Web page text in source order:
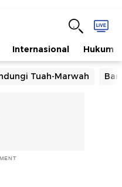
Internasional Hukum
Tuah-Marwah